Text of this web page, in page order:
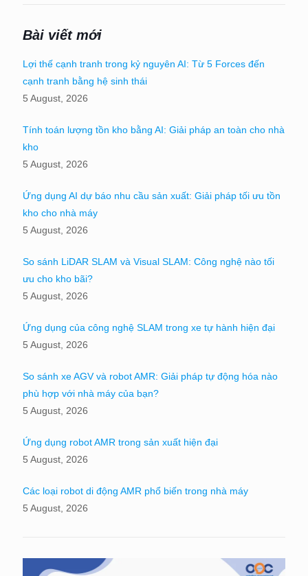
Bài viết mới
Lợi thế cạnh tranh trong kỷ nguyên AI: Từ 5 Forces đến
cạnh tranh bằng hệ sinh thái
5 August, 2026
Tính toán lượng tồn kho bằng AI: Giải pháp an toàn cho nhà
kho
5 August, 2026
Ứng dụng AI dự báo nhu cầu sản xuất: Giải pháp tối ưu tồn
kho cho nhà máy
5 August, 2026
So sánh LiDAR SLAM và Visual SLAM: Công nghệ nào tối
ưu cho kho bãi?
5 August, 2026
Ứng dụng của công nghệ SLAM trong xe tự hành hiện đại
5 August, 2026
So sánh xe AGV và robot AMR: Giải pháp tự động hóa nào
phù hợp với nhà máy của bạn?
5 August, 2026
Ứng dụng robot AMR trong sản xuất hiện đại
5 August, 2026
Các loại robot di động AMR phổ biến trong nhà máy
5 August, 2026